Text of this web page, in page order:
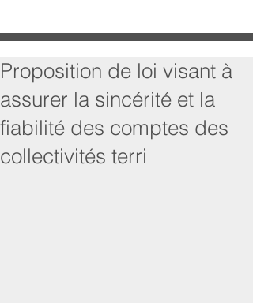
Proposition de loi visant à
assurer la sincérité et la
fiabilité des comptes des
collectivités terri